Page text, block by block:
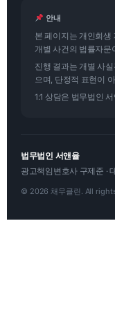
안내
본 페이지는 개인회생
개별 사건의 법률자문
진행 결과는 개별 사
으며, 단정적 표현이
1:1 상담은 법무법인
법무법인 서앤율
광고책임변호사 구제준 ·
© 2026 채무클린. All